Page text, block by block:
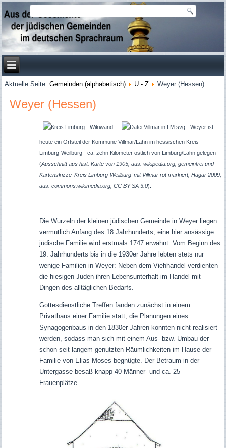
Aktuelle Seite:Gemeinden (alphabetisch) U - Z Weyer (Hessen)
Weyer (Hessen)
Weyer ist
heute ein Ortsteil der Kommune Villmar/Lahn im hessischen Kreis
Limburg-Weilburg - ca. zehn Kilometer östlich von Limburg/Lahn gelegen
(Ausschnitt aus hist. Karte von 1905, aus: wikipedia.org, gemeinfrei und
Kartenskizze 'Kreis Limburg-Weilburg' mit Villmar rot markiert, Hagar 2009,
aus: commons.wikimedia.org, CC BY-SA 3.0).
Die Wurzeln der kleinen jüdischen Gemeinde in Weyer liegen
vermutlich Anfang des 18.Jahrhunderts; eine hier ansässige
jüdische Familie wird erstmals 1747 erwähnt. Vom Beginn des
19. Jahrhunderts bis in die 1930er Jahre lebten stets nur
wenige Familien in Weyer: Neben dem Viehhandel verdienten
die hiesigen Juden ihren Lebensunterhalt im Handel mit
Dingen des alltäglichen Bedarfs.
Gottesdienstliche Treffen fanden zunächst in einem
Privathaus einer Familie statt; die Planungen eines
Synagogenbaus in den 1830er Jahren konnten nicht realisiert
werden, sodass man sich mit einem Aus- bzw. Umbau der
schon seit langem genutzten Räumlichkeiten im Hause der
Familie von Elias Moses begnügte. Der Betraum in der
Untergasse besaß knapp 40 Männer- und ca. 25
Frauenplätze.